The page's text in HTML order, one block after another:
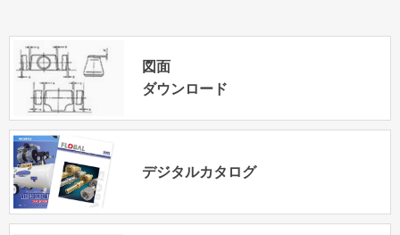
図面
ダウンロード
デジタルカタログ